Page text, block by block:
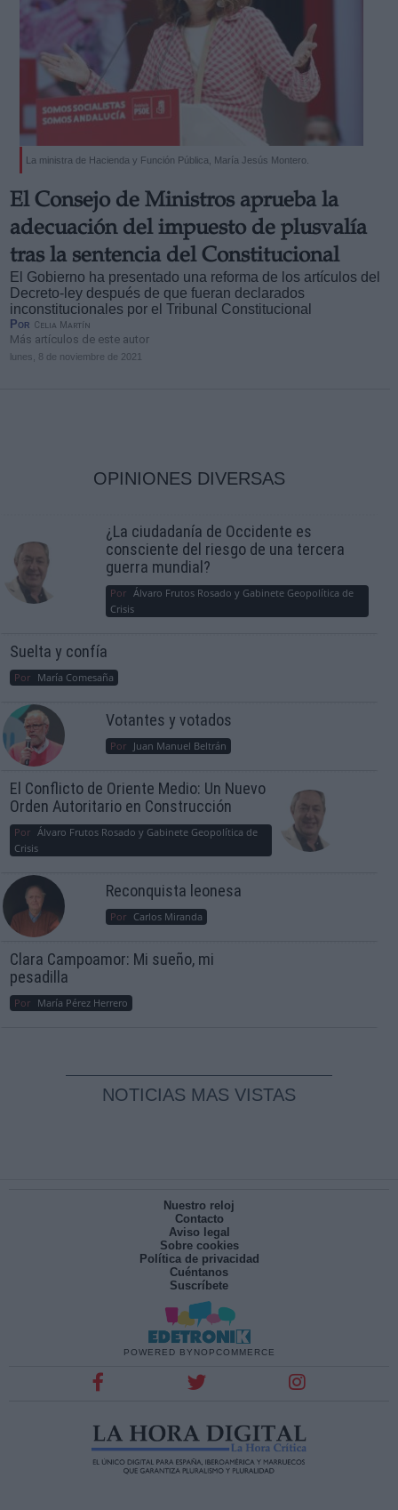
La ministra de Hacienda y Función Pública, María Jesús Montero.
El Consejo de Ministros aprueba la
adecuación del impuesto de plusvalía
tras la sentencia del Constitucional
El Gobierno ha presentado una reforma de los artículos del
Decreto-ley después de que fueran declarados
inconstitucionales por el Tribunal Constitucional
Por Celia Martín
Más artículos de este autor
lunes, 8 de noviembre de 2021
OPINIONES DIVERSAS
¿La ciudadanía de Occidente es
consciente del riesgo de una tercera
guerra mundial?
Por Álvaro Frutos Rosado y Gabinete Geopolítica de
Crisis
Suelta y confía
Por María Comesaña
Votantes y votados
Por Juan Manuel Beltrán
El Conflicto de Oriente Medio: Un Nuevo
Orden Autoritario en Construcción
Por Álvaro Frutos Rosado y Gabinete Geopolítica de
Crisis
Reconquista leonesa
Por Carlos Miranda
Clara Campoamor: Mi sueño, mi
pesadilla
Por María Pérez Herrero
NOTICIAS MAS VISTAS
Nuestro reloj
Contacto
Aviso legal
Sobre cookies
Política de privacidad
Cuéntanos
Suscríbete
POWERED BY NOPCOMMERCE